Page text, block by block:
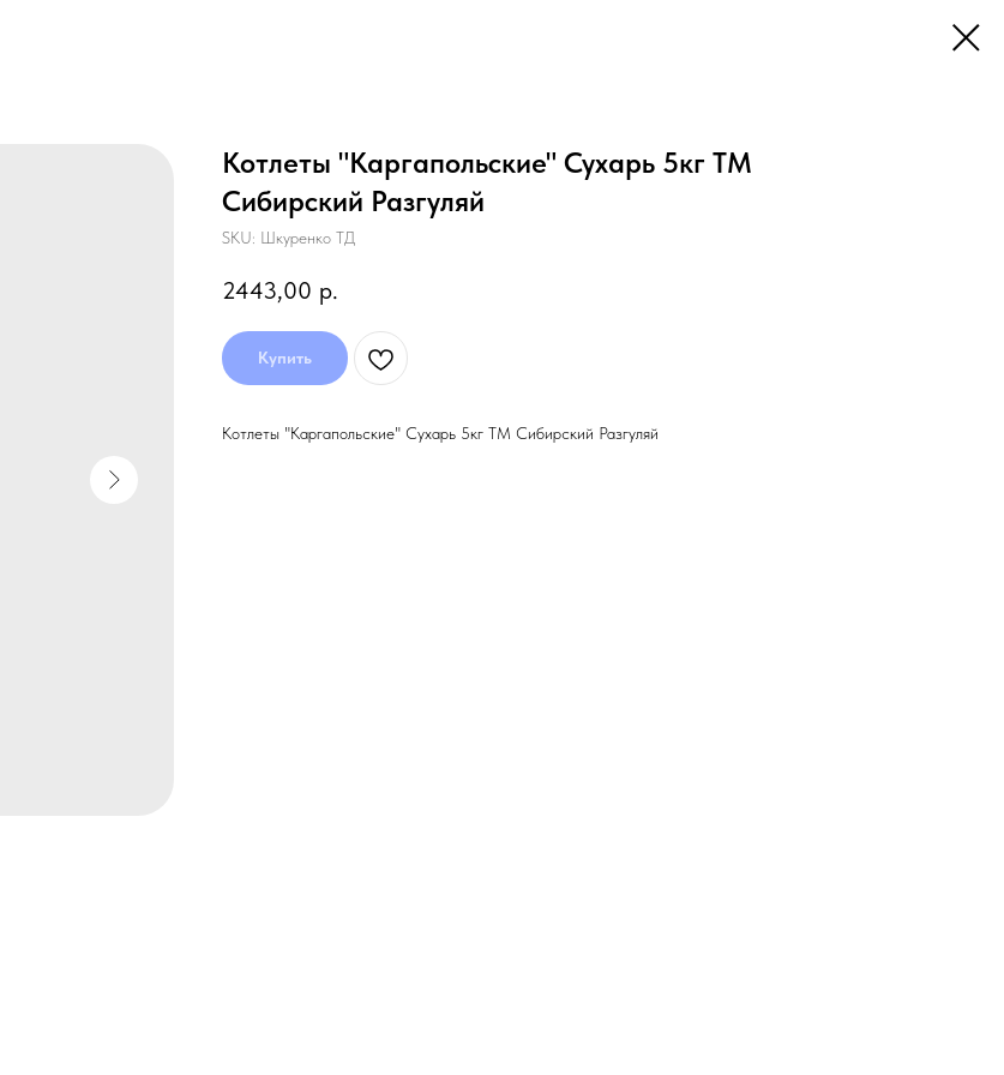
Котлеты "Каргапольские" Сухарь 5кг ТМ
Сибирский Разгуляй
SKU: Шкуренко ТД
2443,00 р.
Купить
Котлеты "Каргапольские" Сухарь 5кг ТМ Сибирский Разгуляй